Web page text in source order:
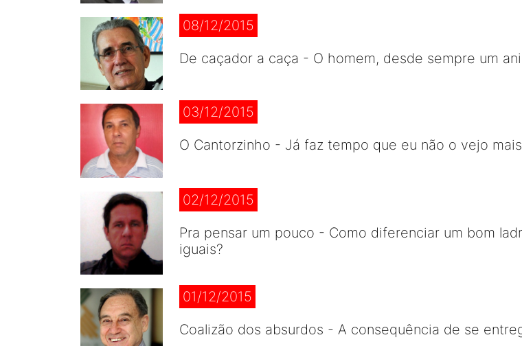
08/12/2015
De caçador a caça - O homem, desde sempre um
03/12/2015
O Cantorzinho - Já faz tempo que eu não o vejo
02/12/2015
Pra pensar um pouco - Como diferenciar um bom
iguais?
01/12/2015
Coalizão dos absurdos - A consequência de se